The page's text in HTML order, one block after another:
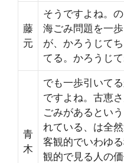
藤
元
そうですよね。
海ごみ問題を一
が、かろうじて
てる。かろうじて
青
木
でも一歩引いて
ですよね。古恵
ごみがあるとい
れている、は全
客観的でいわゆ
観的で見る人の